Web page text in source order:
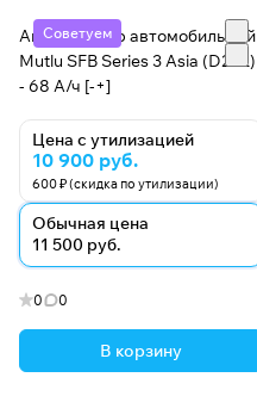
Советуем
Аккумулятор автомобильный
Mutlu SFB Series 3 Asia (D23L)
- 68 А/ч [-+]
Цена с утилизацией
10 900 руб.
600 ₽ (скидка по утилизации)
Обычная цена
11 500 руб.
0 0
В корзину